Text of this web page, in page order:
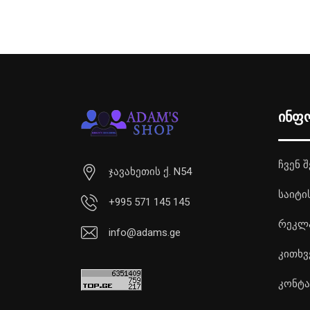
ჯავახეთის ქ. N54
+995 571 145 145
info@adams.ge
ჩვენ